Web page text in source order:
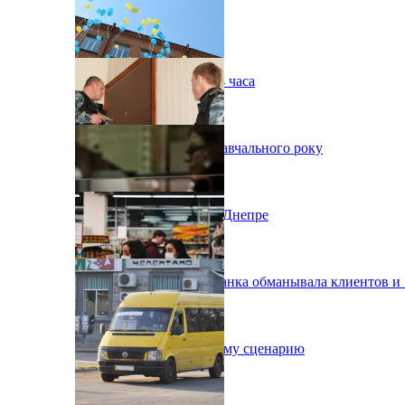
Миллион деревьев за 24 часа
Підготовка до нового навчального року
Три трупа в квартире в Днепре
В Днепре сотрудница банка обманывала клиентов и
Депр готовится к худшему сценарию